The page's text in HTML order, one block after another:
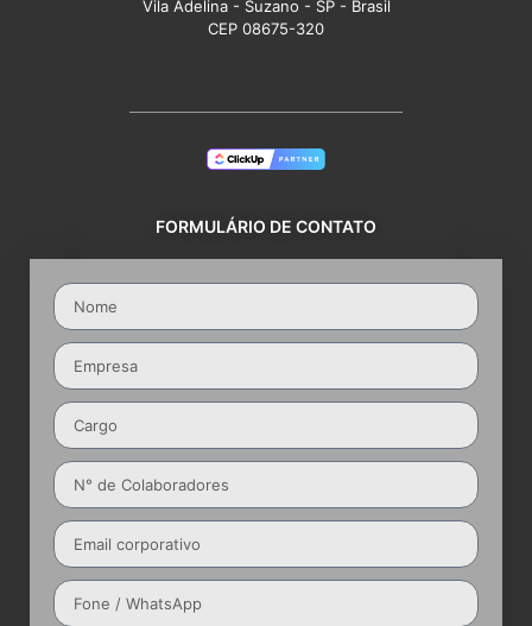
Vila Adelina - Suzano - SP - Brasil
CEP 08675-320
FORMULÁRIO DE CONTATO